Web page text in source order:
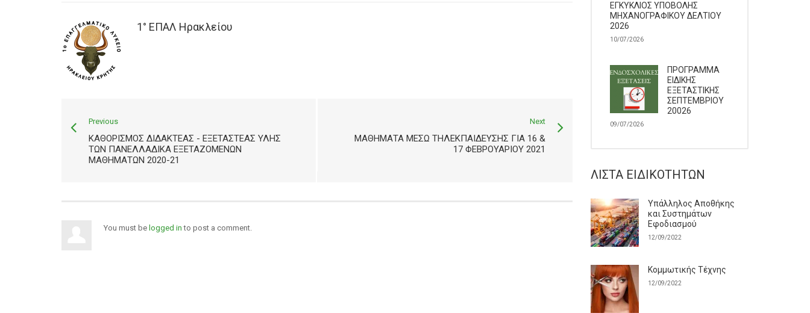
1° ΕΠΑΛ Ηρακλείου
Previous
ΚΑΘΟΡΙΣΜΌΣ ΔΙΔΑΚΤΈΑΣ - ΕΞΕΤΑΣΤΈΑΣ ΎΛΗΣ
ΤΩΝ ΠΑΝΕΛΛΑΔΙΚΆ ΕΞΕΤΑΖΌΜΕΝΩΝ
ΜΑΘΗΜΆΤΩΝ 2020-21
Next
ΜΑΘΉΜΑΤΑ ΜΈΣΩ ΤΗΛΕΚΠΑΊΔΕΥΣΗΣ ΓΙΑ 16 &
17 ΦΕΒΡΟΥΑΡΊΟΥ 2021
You must be logged in to post a comment.
ΕΓΚΥΚΛΙΟΣ ΥΠΟΒΟΛΗΣ
ΜΗΧΑΝΟΓΡΑΦΙΚΟΥ ΔΕΛΤΙΟΥ
2026
10/07/2026
ΠΡΟΓΡΑΜΜΑ
ΕΙΔΙΚΗΣ
ΕΞΕΤΑΣΤΙΚΗΣ
ΣΕΠΤΕΜΒΡΙΟΥ
20026
09/07/2026
ΛΊΣΤΑ ΕΙΔΙΚΟΤΉΤΩΝ
Υπάλληλος Αποθήκης
και Συστημάτων
Εφοδιασμού
12/09/2022
Κομμωτικής Τέχνης
12/09/2022